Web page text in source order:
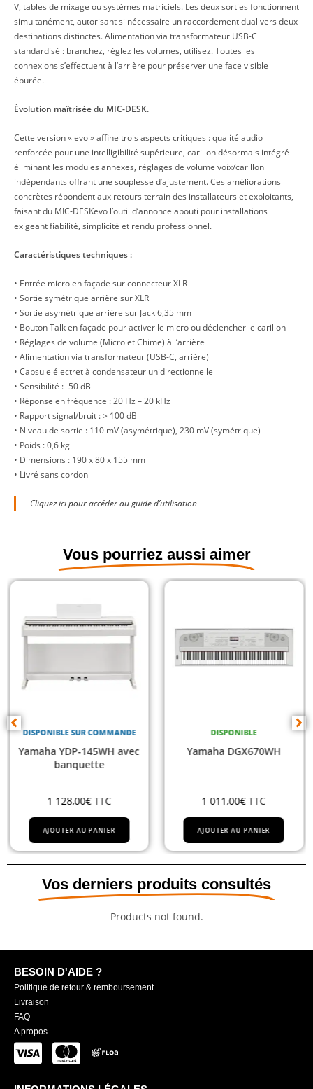
V, tables de mixage ou systèmes matriciels. Les deux sorties fonctionnent
simultanément, autorisant si nécessaire un raccordement dual vers deux
destinations distinctes. Alimentation via transformateur USB-C
standardisé : branchez, réglez les volumes, utilisez. Toutes les
connexions s’effectuent à l’arrière pour préserver une face visible
épurée.
Évolution maîtrisée du MIC-DESK.
Cette version « evo » affine trois aspects critiques : qualité audio
renforcée pour une intelligibilité supérieure, carillon désormais intégré
éliminant les modules annexes, réglages de volume voix/carillon
indépendants offrant une souplesse d’ajustement. Ces améliorations
concrètes répondent aux retours terrain des installateurs et exploitants,
faisant du MIC-DESKevo l’outil d’annonce abouti pour installations
exigeant fiabilité, simplicité et rendu professionnel.
Caractéristiques techniques :
• Entrée micro en façade sur connecteur XLR
• Sortie symétrique arrière sur XLR
• Sortie asymétrique arrière sur Jack 6,35 mm
• Bouton Talk en façade pour activer le micro ou déclencher le carillon
• Réglages de volume (Micro et Chime) à l’arrière
• Alimentation via transformateur (USB-C, arrière)
• Capsule électret à condensateur unidirectionnelle
• Sensibilité : -50 dB
• Réponse en fréquence : 20 Hz – 20 kHz
• Rapport signal/bruit : > 100 dB
• Niveau de sortie : 110 mV (asymétrique), 230 mV (symétrique)
• Poids : 0,6 kg
• Dimensions : 190 x 80 x 155 mm
• Livré sans cordon
Cliquez ici pour accéder au guide d’utilisation
Vous pourriez aussi aimer
DISPONIBLE SUR COMMANDE
Yamaha YDP-145WH avec
banquette
1 128,00€ TTC
AJOUTER AU PANIER
DISPONIBLE
Yamaha DGX670WH
1 011,00€ TTC
AJOUTER AU PANIER
Vos derniers produits consultés
Products not found.
BESOIN D'AIDE ?
Politique de retour & remboursement
Livraison
FAQ
A propos